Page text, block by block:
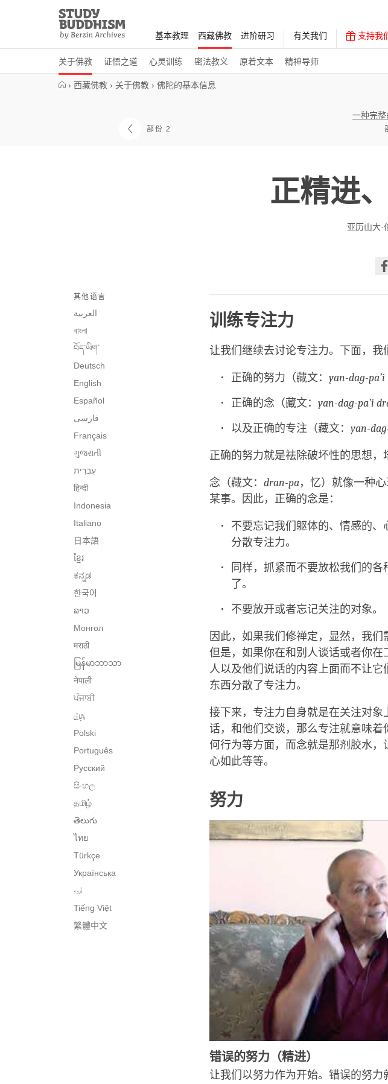
Study
Buddhism
Home
基本教理 西藏佛教
关于佛教 证悟之道 心灵训练 密法教义 原着文本 精神导师
进阶研习 有关我们 支持我
› 西藏佛教 › 关于佛教 › 佛陀的基本信息
部份 2
一种完
正精进
亚历山大·
on
其他语言
العربية
বাংলা
བོད་ཡིག་
Deutsch
English
Español
فارسی
Français
ગુજરાતી
हिन्दी
Indonesia
Italiano
日本語
ខ្មែរ
ಕನ್ನಡ
한국어
ລາວ
Монгол
मराठी
မြန်မာဘာသာ
नेपाली
ਪੰਜਾਬੀ
پنجابی
Polski
Português
Русский
සිංහල
தமிழ்
తెలుగు
ไทย
Türkçe
Українська
اُردو
Tiếng Việt
繁體中文
训练专注力
让我们继续去讨论专注力。下面，我
正确的努力（藏文：yan-dag-pa’i
正确的念（藏文：yan-dag-pa’i
以及正确的专注（藏文：yan-
正确的努力就是祛除破坏性的思想，
念（藏文： dran-pa，忆）就像一种
某事。因此，正确的念是：
不要忘记我们躯体的、情感的
分散专注力。
同样，抓紧而不要放松我们的
了。
不要放开或者忘记关注的对象。
因此，如果我们修禅定，显然，我们
但是，如果你在和别人谈话或者你
人以及他们说话的内容上面而不让
东西分散了专注力。
接下来，专注力自身就是在关注对
话，和他们交谈，那么专注就意味
何行为等方面，而念就是那剂胶水
心如此等等。
努力
错误的努力（精进）
让我们以努力作为开始。错误的努